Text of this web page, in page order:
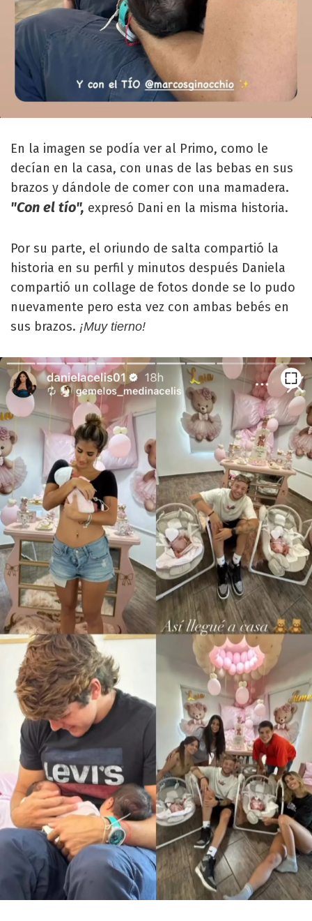
En la imagen se podía ver al Primo, como le
decían en la casa, con unas de las bebas en sus
brazos y dándole de comer con una mamadera.
"Con el tío", expresó Dani en la misma historia.
Por su parte, el oriundo de salta compartió la
historia en su perfil y minutos después Daniela
compartió un collage de fotos donde se lo pudo
nuevamente pero esta vez con ambas bebés en
sus brazos. ¡Muy tierno!